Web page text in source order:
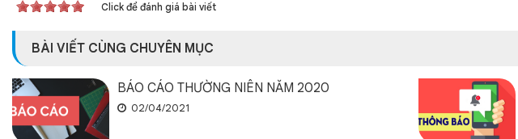
Click để đánh giá bài viết
BÀI VIẾT CÙNG CHUYÊN MỤC
BÁO CÁO THƯỜNG NIÊN NĂM 2020
02/04/2021